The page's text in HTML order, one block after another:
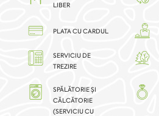
LIBER
PLATA CU CARDUL
SERVICIU DE
TREZIRE
SPĂLĂTORIE ȘI
CĂLCĂTORIE
(SERVICIU CU